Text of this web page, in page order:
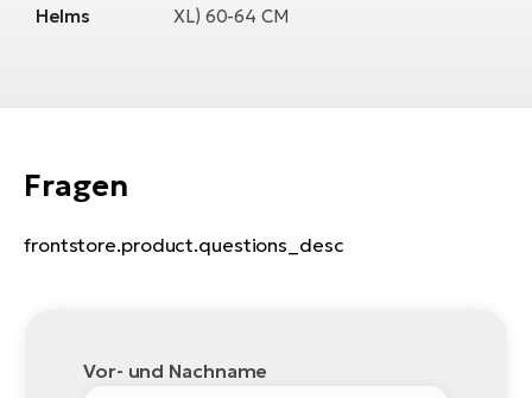
Helms
XL) 60-64 CM
Fragen
frontstore.product.questions_desc
Vor- und Nachname